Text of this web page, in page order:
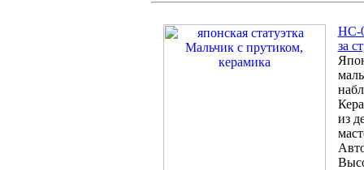
HC-
за
из